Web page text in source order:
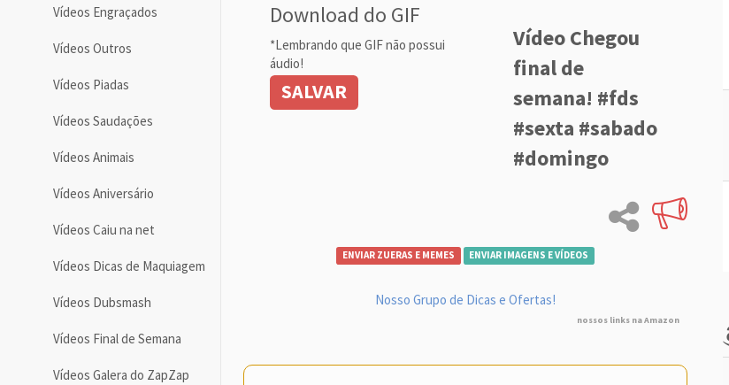
Vídeos Engraçados
Vídeos Outros
Vídeos Piadas
Vídeos Saudações
Vídeos Animais
Vídeos Aniversário
Vídeos Caiu na net
Vídeos Dicas de Maquiagem
Vídeos Dubsmash
Vídeos Final de Semana
Vídeos Galera do ZapZap
Download do GIF
*Lembrando que GIF não possui
áudio!
SALVAR
Vídeo Chegou
final de
semana! #fds
#sexta #sabado
#domingo
ENVIAR ZUERAS E MEMES ENVIAR IMAGENS E VÍDEOS
Nosso Grupo de Dicas e Ofertas!
nossos links na Amazon